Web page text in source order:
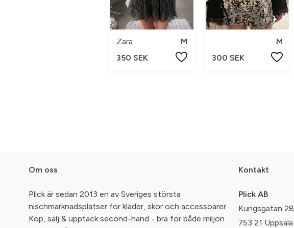
Zara
M
350 SEK
M
300 SEK
Om oss
Plick är sedan 2013 en av Sveriges största
nischmarknadsplatser för kläder, skor och accessoarer.
Köp, sälj & upptäck second-hand - bra för både miljön
Kontakt
Plick AB
Kungsgatan 28
753 21 Uppsala